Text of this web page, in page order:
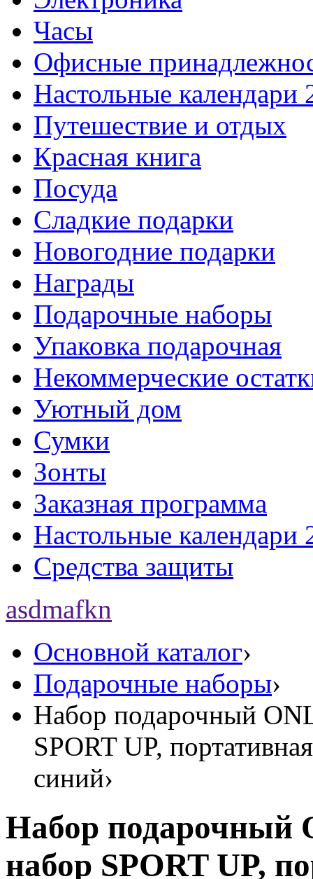
Часы
Офисные
Настольные календари
Путешествие и отдых
Красная книга
Посуда
Сладкие подарки
Новогодние подарки
Награды
Подарочные наборы
Упаковка подарочная
Некоммерческие
Уютный дом
Сумки
Зонты
Заказная программа
Настольные календари
Средства защиты
asdmafkn
Основной каталог›
Подарочные наборы›
Набор подарочный
SPORT UP,
синий›
Набор подарочный
набор SPORT UP,